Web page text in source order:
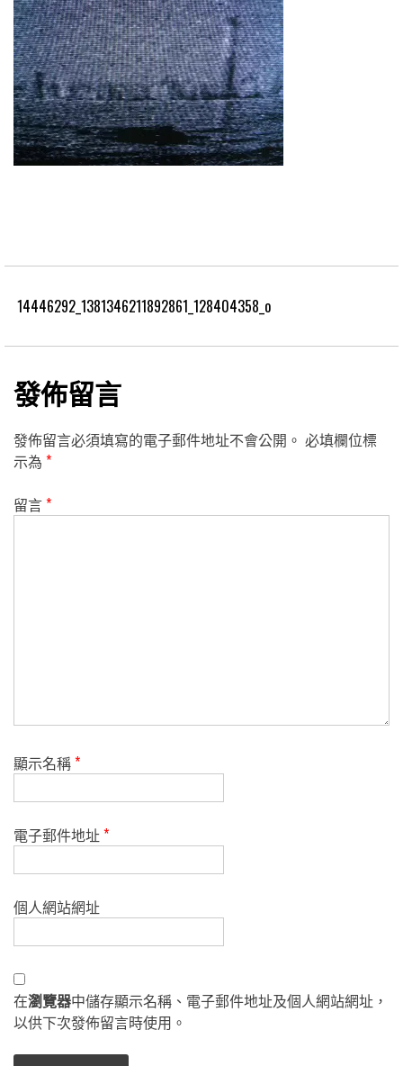
14446292_1381346211892861_128404358_o
發佈留言
發佈留言必須填寫的電子郵件地址不會公開。 必填欄位標
示為 *
留言*
顯示名稱*
電子郵件地址*
個人網站網址
在瀏覽器中儲存顯示名稱、電子郵件地址及個人網站網址，
以供下次發佈留言時使用。